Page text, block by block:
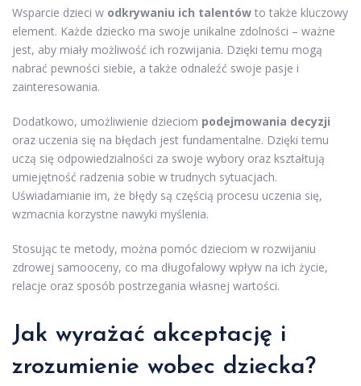
Wsparcie dzieci w odkrywaniu ich talentów to także kluczowy
element. Każde dziecko ma swoje unikalne zdolności – ważne
jest, aby miały możliwość ich rozwijania. Dzięki temu mogą
nabrać pewności siebie, a także odnaleźć swoje pasje i
zainteresowania.
Dodatkowo, umożliwienie dzieciom podejmowania decyzji
oraz uczenia się na błędach jest fundamentalne. Dzięki temu
uczą się odpowiedzialności za swoje wybory oraz kształtują
umiejętność radzenia sobie w trudnych sytuacjach.
Uświadamianie im, że błędy są częścią procesu uczenia się,
wzmacnia korzystne nawyki myślenia.
Stosując te metody, można pomóc dzieciom w rozwijaniu
zdrowej samooceny, co ma długofalowy wpływ na ich życie,
relacje oraz sposób postrzegania własnej wartości.
Jak wyrażać akceptację i
zrozumienie wobec dziecka?